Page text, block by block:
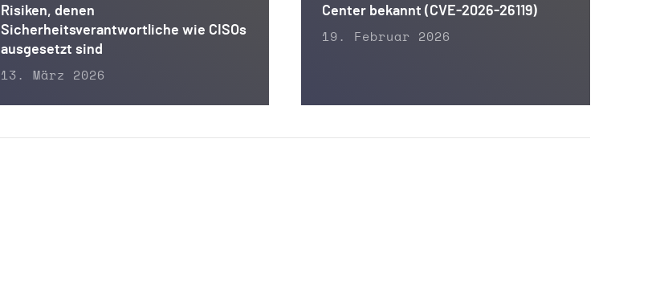
Risiken, denen
Sicherheitsverantwortliche wie CISOs
ausgesetzt sind
13. März 2026
Center bekannt (CVE-2026-26119)
19. Februar 2026